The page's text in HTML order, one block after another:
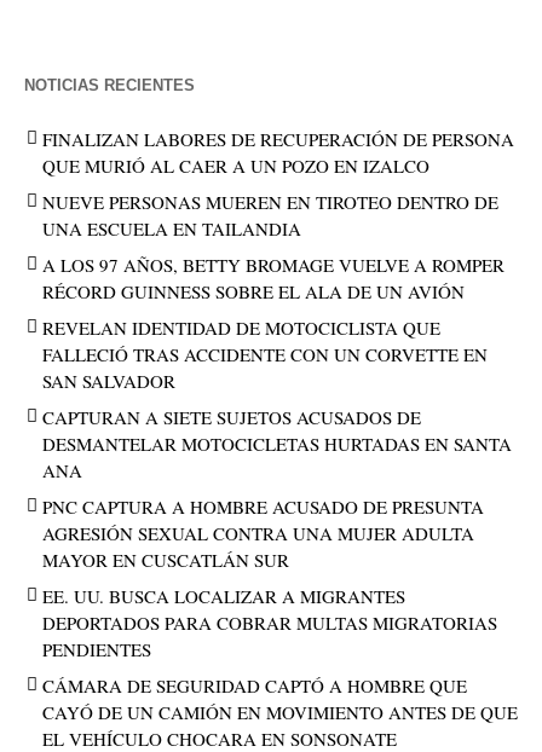
NOTICIAS RECIENTES
FINALIZAN LABORES DE RECUPERACIÓN DE PERSONA
QUE MURIÓ AL CAER A UN POZO EN IZALCO
NUEVE PERSONAS MUEREN EN TIROTEO DENTRO DE
UNA ESCUELA EN TAILANDIA
A LOS 97 AÑOS, BETTY BROMAGE VUELVE A ROMPER
RÉCORD GUINNESS SOBRE EL ALA DE UN AVIÓN
REVELAN IDENTIDAD DE MOTOCICLISTA QUE
FALLECIÓ TRAS ACCIDENTE CON UN CORVETTE EN
SAN SALVADOR
CAPTURAN A SIETE SUJETOS ACUSADOS DE
DESMANTELAR MOTOCICLETAS HURTADAS EN SANTA
ANA
PNC CAPTURA A HOMBRE ACUSADO DE PRESUNTA
AGRESIÓN SEXUAL CONTRA UNA MUJER ADULTA
MAYOR EN CUSCATLÁN SUR
EE. UU. BUSCA LOCALIZAR A MIGRANTES
DEPORTADOS PARA COBRAR MULTAS MIGRATORIAS
PENDIENTES
CÁMARA DE SEGURIDAD CAPTÓ A HOMBRE QUE
CAYÓ DE UN CAMIÓN EN MOVIMIENTO ANTES DE QUE
EL VEHÍCULO CHOCARA EN SONSONATE